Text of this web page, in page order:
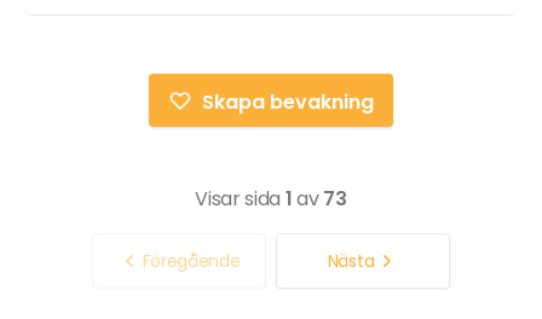
Skapa bevakning
Visar sida 1av73
Föregående Nästa